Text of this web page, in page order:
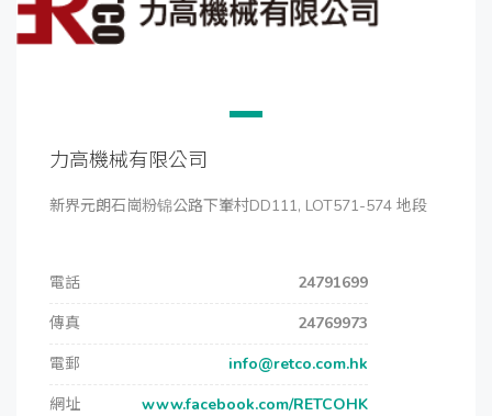
力高機械有限公司
新界元朗石崗粉锦公路下輋村DD111, LOT571-574 地段
電話
24791699
傳真
24769973
電郵
info@retco.com.hk
網址
www.facebook.com/RETCOHK